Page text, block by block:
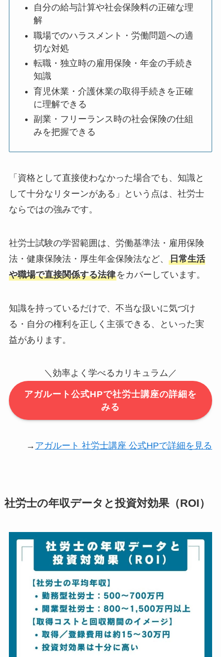
自分の給与計算や社会保険料の正確な理
解
職場でのハラスメント・労働問題への適
切な対処
転職・独立時の雇用保険・年金の手続き
知識
育児休業・介護休業の取得手続きを正確
に理解できる
副業・フリーランス時の社会保険の仕組
みを把握できる
「資格として直接使わなかった場合でも、知識と
して十分なリターンがある」という点は、社労士
ならではの強みです。
社労士試験の学習範囲は、労働基準法・雇用保険
法・健康保険法・厚生年金保険法など、 日常生活
や職場で直接関係する法律をカバーしています。
知識を持っているだけで、不当な扱いに気づけ
る・自分の権利を正しく主張できる、といった実
益があります。
＼効率よく学べるカリキュラム／
アガルート公式HPで社労士講座の詳細を
みる
→ アガルート 社労士講座 公式HPで詳細を見る
社労士の年収データと投資対効果（ROI）